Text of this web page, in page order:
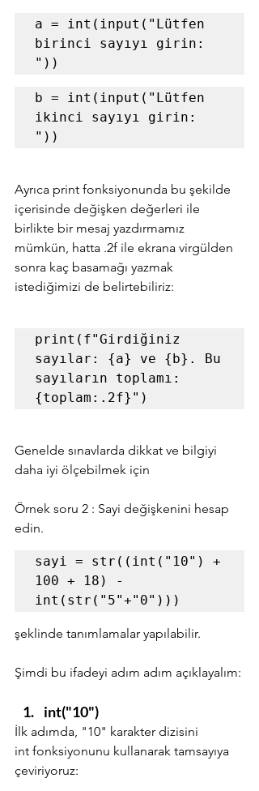
a = int(input("Lütfen
birinci sayıyı girin:
"))
b = int(input("Lütfen
ikinci sayıyı girin:
"))
Ayrıca print fonksiyonunda bu şekilde
içerisinde değişken değerleri ile
birlikte bir mesaj yazdırmamız
mümkün, hatta .2f ile ekrana virgülden
sonra kaç basamağı yazmak
istediğimizi de belirtebiliriz:
print(f"Girdiğiniz
sayılar: {a} ve {b}. Bu
sayıların toplamı:
{toplam:.2f}")
Genelde sınavlarda dikkat ve bilgiyi
daha iyi ölçebilmek için
Örnek soru 2 : Sayi değişkenini hesap
edin.
sayi = str((int("10") +
100 + 18) -
int(str("5"+"0")))
şeklinde tanımlamalar yapılabilir.
Şimdi bu ifadeyi adım adım açıklayalım:
int("10")
İlk adımda, "10" karakter dizisini
int fonksiyonunu kullanarak tamsayıya
çeviriyoruz: